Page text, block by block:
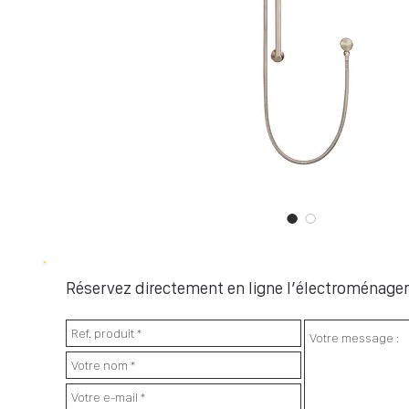
Réservez directement en ligne